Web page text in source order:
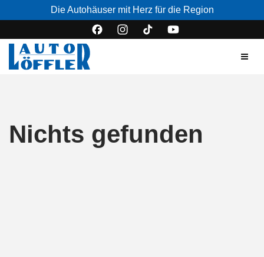
Die Autohäuser mit Herz für die Region
Nichts gefunden